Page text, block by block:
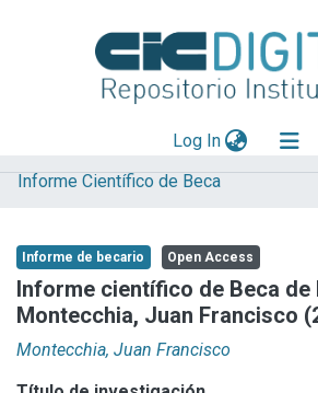
Log In(current)
Explorar
Aportar material
Statistics
Informe Científico de Beca
Informe de becario Open Access
Informe científico de Beca de
Montecchia, Juan Francisco
Montecchia, Juan Francisco